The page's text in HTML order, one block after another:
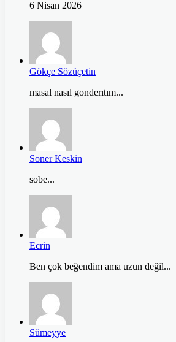
6 Nisan 2026
Gökçe Sözüçetin
masal nasıl gonderıtım...
Soner Keskin
sobe...
Ecrin
Ben çok beğendim ama uzun değil...
Sümeyye